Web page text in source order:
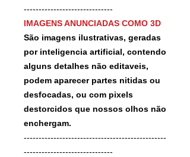
------------------------------
IMAGENS ANUNCIADAS COMO 3D
São imagens ilustrativas, geradas
por inteligencia artificial, contendo
alguns detalhes não editaveis,
podem aparecer partes nitidas ou
desfocadas, ou com pixels
destorcidos que nossos olhos não
enchergam.
------------------------------------------------
------------------------------